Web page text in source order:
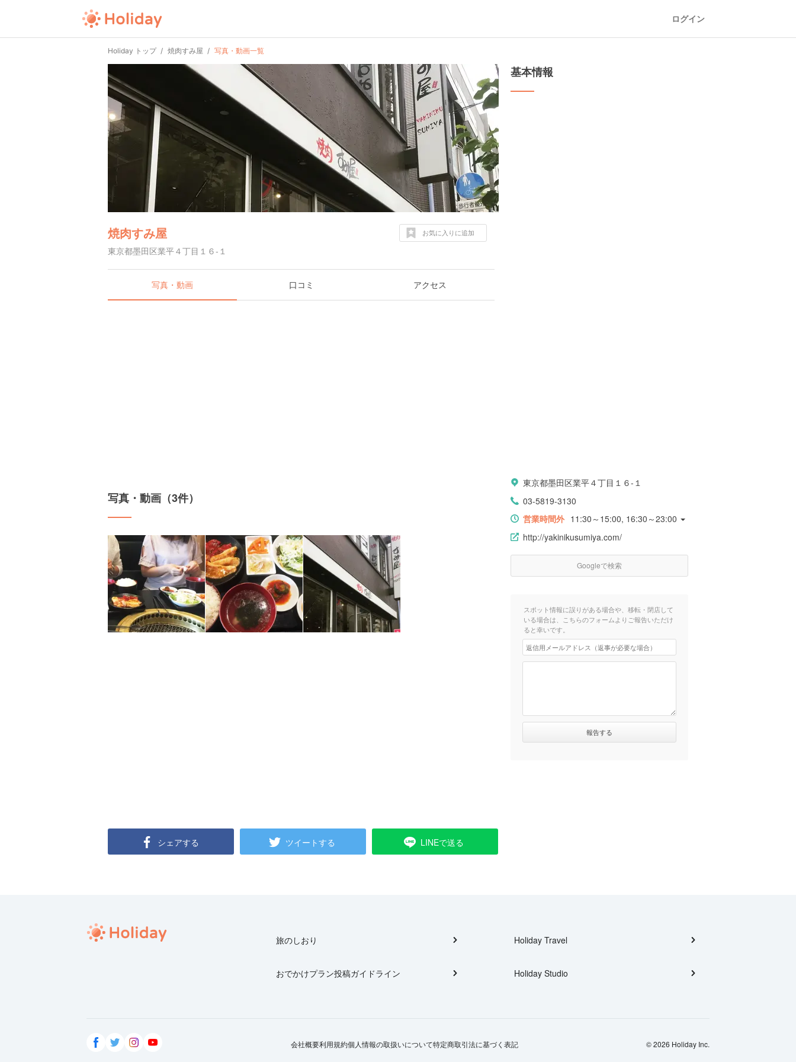
ログイン
Holiday トップ 焼肉すみ屋 写真・動画一覧
焼肉すみ屋
東京都墨田区業平４丁目１６-１
お気に入りに追加
写真・動画 口コミ アクセス
写真・動画（3件）
シェアする ツイートする LINEで送る
基本情報
東京都墨田区業平４丁目１６-１
03-5819-3130
営業時間外 11:30～15:00, 16:30～23:00
http://yakinikusumiya.com/
Googleで検索
スポット情報に誤りがある場合や、移転・閉店して
いる場合は、こちらのフォームよりご報告いただけ
ると幸いです。
旅のしおり
おでかけプラン投稿ガイドライン
Holiday Travel
Holiday Studio
会社概要利用規約個人情報の取扱いについて特定商取引法に基づく表記 © 2026 Holiday Inc.